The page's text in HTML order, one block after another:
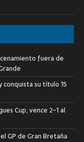
fuera de
conquista su título 15
Cup, vence 2-1 al
GP de Gran Bretaña